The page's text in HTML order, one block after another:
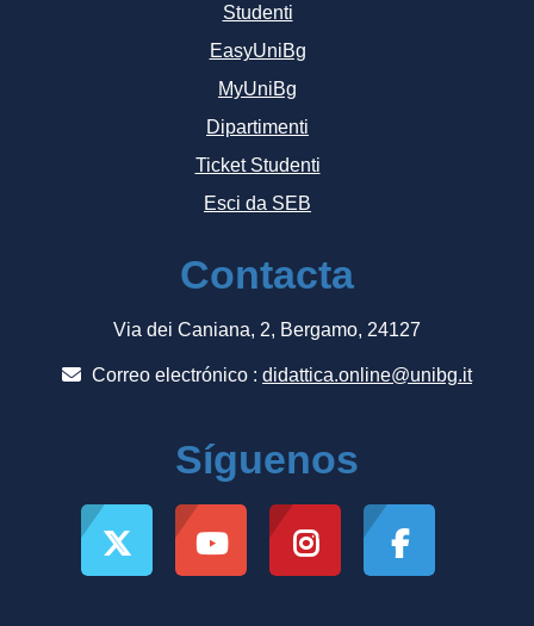
Studenti
EasyUniBg
MyUniBg
Dipartimenti
Ticket Studenti
Esci da SEB
Contacta
Via dei Caniana, 2, Bergamo, 24127
Correo electrónico : didattica.online@unibg.it
Síguenos